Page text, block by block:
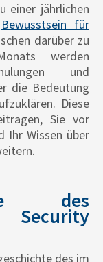
einer jährlichen
Bewusstsein für
darüber zu
werden
und
die Bedeutung
Diese
Sie vor
Ihr Wissen über
des
des im